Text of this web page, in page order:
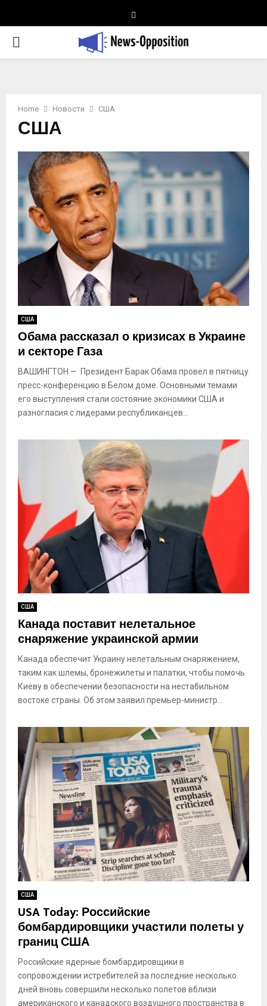
PRIMARY
Home Новости США
США
США
Обама рассказал о кризисах в Украине
и секторе Газа
ВАШИНГТОН — Президент Барак Обама провел в пятницу
пресс-конференцию в Белом доме. Основными темами
его выступления стали состояние экономики США и
разногласия с лидерами республиканцев...
США
Канада поставит нелетальное
снаряжение украинской армии
Канада обеспечит Украину нелетальным снаряжением,
таким как шлемы, бронежилеты и палатки, чтобы помочь
Киеву в обеспечении безопасности на нестабильном
востоке страны. Об этом заявил премьер-министр...
США
USA Today: Российские
бомбардировщики участили полеты у
границ США
Российские ядерные бомбардировщики в
сопровождении истребителей за последние несколько
дней вновь совершили несколько полетов вблизи
американского и канадского воздушного пространства в